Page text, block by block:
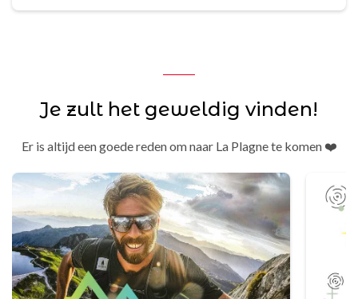
Je zult het geweldig vinden!
Er is altijd een goede reden om naar La Plagne te komen ❤️